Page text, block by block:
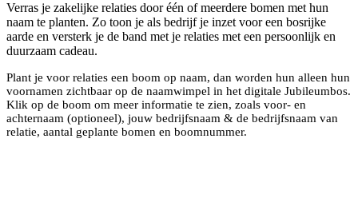
Verras je zakelijke relaties door één of meerdere bomen met hun
naam te planten. Zo toon je als bedrijf je inzet voor een bosrijke
aarde en versterk je de band met je relaties met een persoonlijk en
duurzaam cadeau.
Plant je voor relaties een boom op naam, dan worden hun alleen hun
voornamen zichtbaar op de naamwimpel in het digitale Jubileumbos.
Klik op de boom om meer informatie te zien, zoals voor- en
achternaam (optioneel), jouw bedrijfsnaam & de bedrijfsnaam van
relatie, aantal geplante bomen en boomnummer.